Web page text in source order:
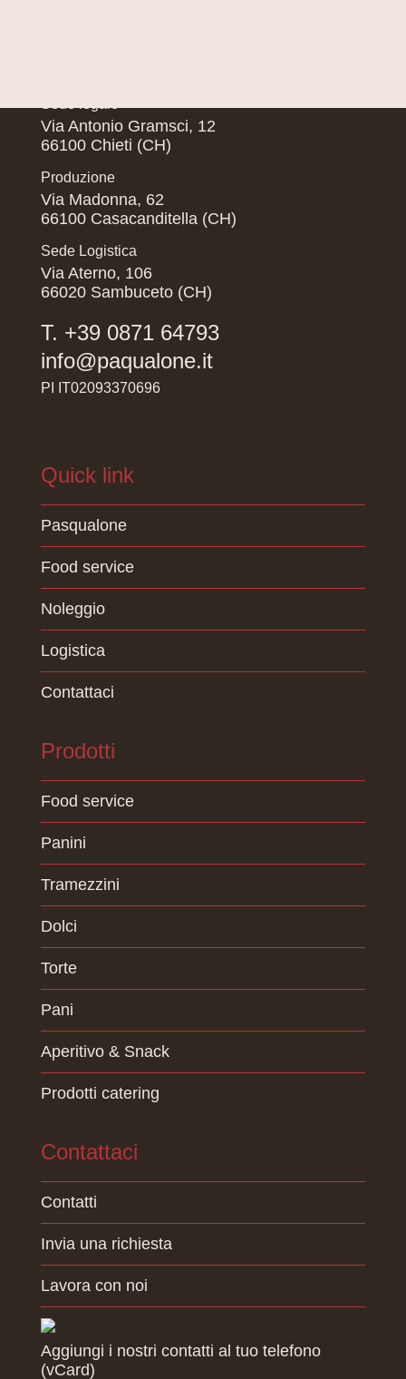
Via Antonio Gramsci, 12
66100 Chieti (CH)
Produzione
Via Madonna, 62
66100 Casacanditella (CH)
Sede Logistica
Via Aterno, 106
66020 Sambuceto (CH)
T. +39 0871 64793
info@paqualone.it
PI IT02093370696
Quick link
Pasqualone
Food service
Noleggio
Logistica
Contattaci
Prodotti
Food service
Panini
Tramezzini
Dolci
Torte
Pani
Aperitivo & Snack
Prodotti catering
Contattaci
Contatti
Invia una richiesta
Lavora con noi
Aggiungi i nostri contatti al tuo telefono
(vCard)